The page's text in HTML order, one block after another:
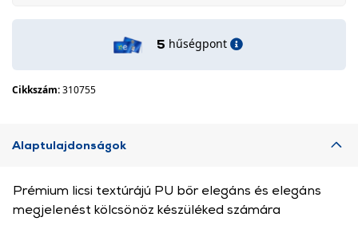
5 hűségpont
Cikkszám:310755
Alaptulajdonságok
Prémium licsi textúrájú PU bőr elegáns és elegáns
megjelenést kölcsönöz készüléked számára